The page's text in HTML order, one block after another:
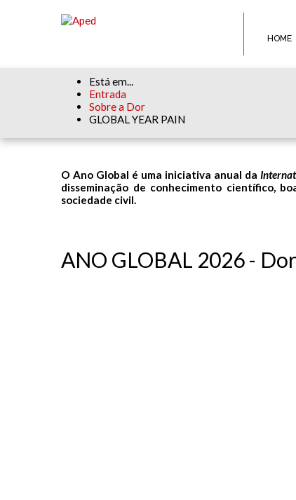
HOME
Está em...
Entrada
Sobre a Dor
GLOBAL YEAR PAIN
O Ano Global é uma iniciativa anual da
disseminação de conhecimento científico,
sociedade civil.
ANO GLOBAL 2026 -